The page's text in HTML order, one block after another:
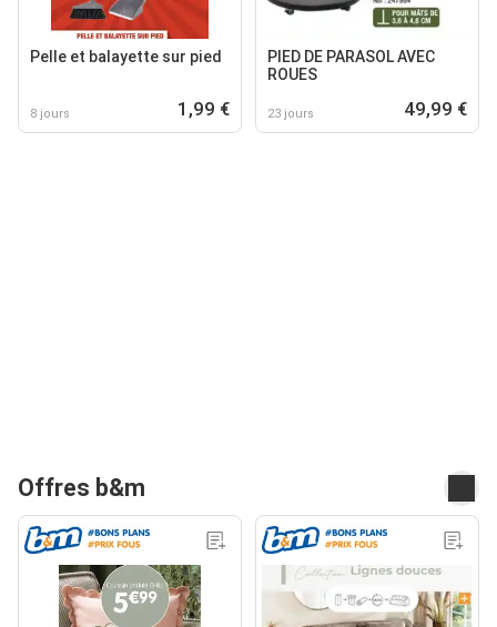
Pelle et balayette sur pied
8 jours 1,99 €
PIED DE PARASOL AVEC
ROUES
23 jours 49,99 €
Offres b&m